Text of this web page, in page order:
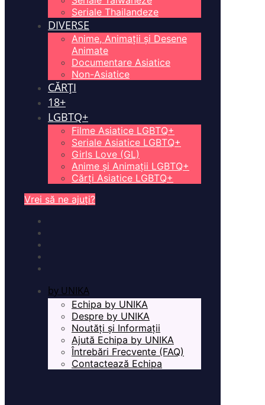
Seriale Thailandeze
DIVERSE
Anime, Animații și Desene
Animate
Documentare Asiatice
Non-Asiatice
CĂRȚI
18+
LGBTQ+
Filme Asiatice LGBTQ+
Seriale Asiatice LGBTQ+
Girls Love (GL)
Anime și Animații LGBTQ+
Cărți Asiatice LGBTQ+
Vrei să ne ajuți?
by UNIKA
Echipa by UNIKA
Despre by UNIKA
Noutăți și Informații
Ajută Echipa by UNIKA
Întrebări Frecvente (FAQ)
Contactează Echipa